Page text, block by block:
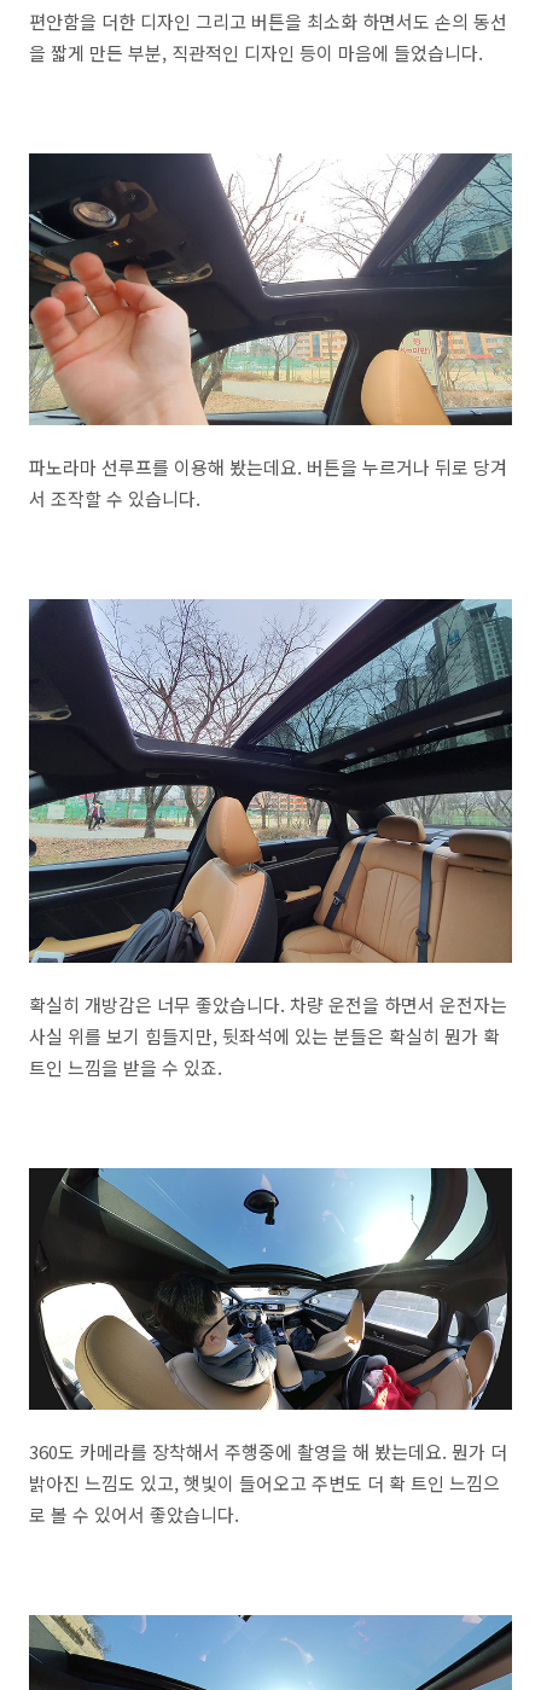
편안함을 더한 디자인 그리고 버튼을 최소화 하면서도 손의 동선
을 짧게 만든 부분, 직관적인 디자인 등이 마음에 들었습니다.
파노라마 선루프를 이용해 봤는데요. 버튼을 누르거나 뒤로 당겨
서 조작할 수 있습니다.
확실히 개방감은 너무 좋았습니다. 차량 운전을 하면서 운전자는
사실 위를 보기 힘들지만, 뒷좌석에 있는 분들은 확실히 뭔가 확
트인 느낌을 받을 수 있죠.
360도 카메라를 장착해서 주행중에 촬영을 해 봤는데요. 뭔가 더
밝아진 느낌도 있고, 햇빛이 들어오고 주변도 더 확 트인 느낌으
로 볼 수 있어서 좋았습니다.